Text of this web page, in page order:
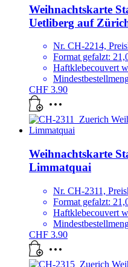
Weihnachtskarte
Uetliberg auf
Nr. CH-2214,
Format gefalzt:
Haftklebecouvert
CHF 3.90
Weihnachtskarte
Limmatquai
Nr. CH-2311,
Format gefalzt:
Haftklebecouvert
CHF 3.90